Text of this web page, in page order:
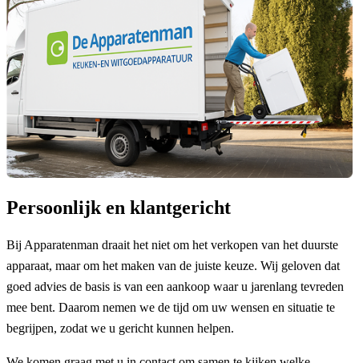
Persoonlijk en klantgericht
Bij Apparatenman draait het niet om het verkopen van het duurste
apparaat, maar om het maken van de juiste keuze. Wij geloven dat
goed advies de basis is van een aankoop waar u jarenlang tevreden
mee bent. Daarom nemen we de tijd om uw wensen en situatie te
begrijpen, zodat we u gericht kunnen helpen.